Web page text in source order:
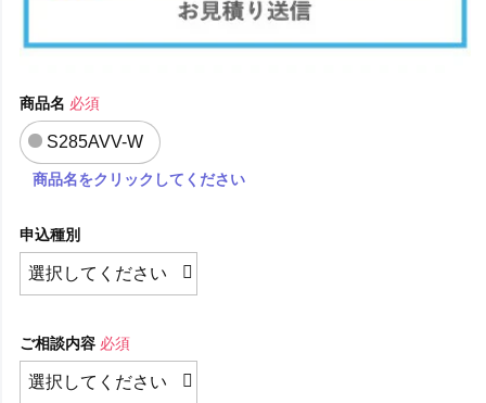
商品名 必須
S285AVV-W
商品名をクリックしてください
申込種別
ご相談内容 必須